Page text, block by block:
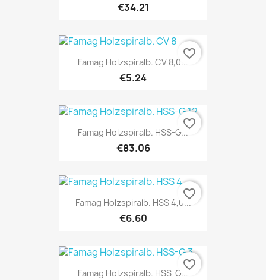
€34.21
Famag Holzspiralb. CV 8,0...
€5.24
favorite_border
Famag Holzspiralb. HSS-G...
€83.06
favorite_border
Famag Holzspiralb. HSS 4,0...
€6.60
favorite_border
Famag Holzspiralb. HSS-G...
favorite_border